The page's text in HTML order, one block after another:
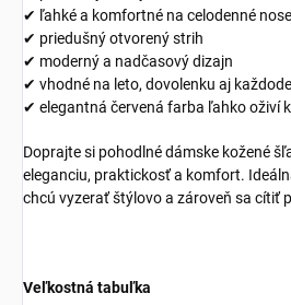
✔ ľahké a komfortné na celodenné
✔ priedušný otvorený strih
✔ moderný a nadčasový dizajn
✔ vhodné na leto, dovolenku aj
✔ elegantná červená farba ľahko oživí
Doprajte si pohodlné dámske kožené
eleganciu, praktickosť a komfort.
chcú vyzerať štýlovo a zároveň sa cítiť
Veľkostná tabuľka